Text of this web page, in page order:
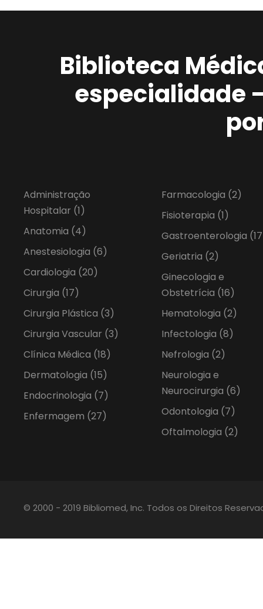
Biblioteca
especialidade
Administração
Hospitalar (1)
Anatomia (4)
Anestesiologia (6)
Cardiologia (20)
Cirurgia (17)
Cirurgia Plástica (3)
Cirurgia Vascular (3)
Clínica Médica (18)
Dermatologia (15)
Endocrinologia (7)
Enfermagem (27)
Farmacologia (2)
Fisioterapia (1)
Gastroenterologia
Geriatria (2)
Ginecologia e
Obstetrícia (16)
Hematologia (2)
Infectologia (8)
Nefrologia (2)
Neurologia e
Neurocirurgia (6)
Odontologia (7)
Oftalmologia (2)
© 2000 - 2019 Bibliomed, Inc. Todos os Direitos